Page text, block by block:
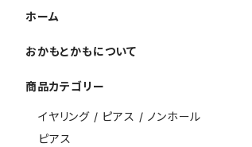
ホーム
おかもとかもについて
商品カテゴリー
イヤリング / ピアス / ノンホール
ピアス